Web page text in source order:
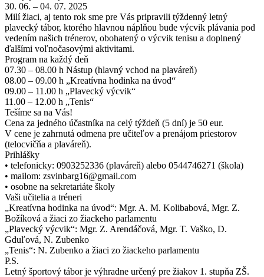
30. 06. – 04. 07. 2025
Milí žiaci, aj tento rok sme pre Vás pripravili týždenný letný
plavecký tábor, ktorého hlavnou náplňou bude výcvik plávania pod
vedením našich trénerov, obohatený o výcvik tenisu a doplnený
ďalšími voľnočasovými aktivitami.
Program na každý deň
07.30 – 08.00 h Nástup (hlavný vchod na plaváreň)
08.00 – 09.00 h „Kreatívna hodinka na úvod“
09.00 – 11.00 h „Plavecký výcvik“
11.00 – 12.00 h „Tenis“
Tešíme sa na Vás!
Cena za jedného účastníka na celý týždeň (5 dní) je 50 eur.
V cene je zahrnutá odmena pre učiteľov a prenájom priestorov
(telocvičňa a plaváreň).
Prihlášky
• telefonicky: 0903252336 (plaváreň) alebo 0544746271 (škola)
• mailom: zsvinbarg16@gmail.com
• osobne na sekretariáte školy
Vaši učitelia a tréneri
„Kreatívna hodinka na úvod“: Mgr. A. M. Kolibabová, Mgr. Z.
Božíková a žiaci zo žiackeho parlamentu
„Plavecký výcvik“: Mgr. Z. Arendáčová, Mgr. T. Vaško, D.
Gduľová, N. Zubenko
„Tenis“: N. Zubenko a žiaci zo žiackeho parlamentu
P.S.
Letný športový tábor je výhradne určený pre žiakov 1. stupňa ZŠ.